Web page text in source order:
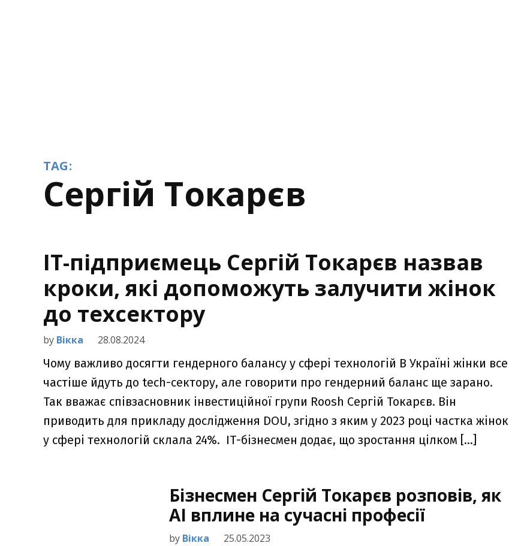
TAG:
Сергій Токарєв
ІТ-підприємець Сергій Токарєв назвав
кроки, які допоможуть залучити жінок
до техсектору
by Вікка 28.08.2024
Чому важливо досягти гендерного балансу у сфері технологій В Україні жінки все
частіше йдуть до tech-сектору, але говорити про гендерний баланс ще зарано.
Так вважає співзасновник інвестиційної групи Roosh Сергій Токарєв. Він
приводить для прикладу дослідження DOU, згідно з яким у 2023 році частка жінок
у сфері технологій склала 24%. ІТ-бізнесмен додає, що зростання цілком […]
Бізнесмен Сергій Токарєв розповів, як
AI вплине на сучасні професії
by Вікка 25.05.2023